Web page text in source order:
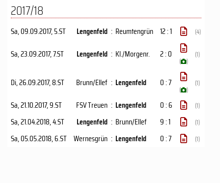
2017/18
Sa, 09.09.2017, 5.ST Lengenfeld : Reumtengrün 12 : 1 (4)
Sa, 23.09.2017, 7.ST Lengenfeld : Kl./Morgenr. 2 : 0
( )
(1)
Di, 26.09.2017, 8.ST Brunn/​Ellef : Lengenfeld 0 : 7
( )
(1)
Sa, 21.10.2017, 9.ST FSV Treuen : Lengenfeld 0 : 6 (1)
Sa, 21.04.2018, 4.ST Lengenfeld : Brunn/​Ellef 9 : 1 (1)
Sa, 05.05.2018, 6.ST Wernesgrün : Lengenfeld 0 : 7 (1)